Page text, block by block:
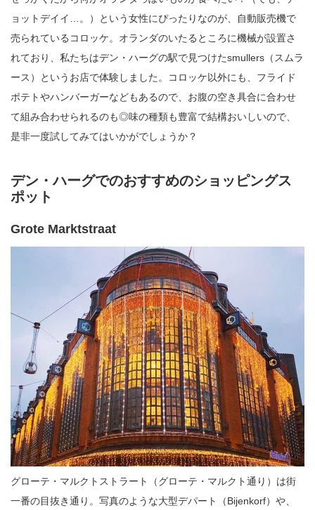
ョットデイイ…。）という女性にぴったりなのが、自動販売機で
売られているコロッケ。オランダのいたるところに機械が設置さ
れており、私たちはデン・ハーグの駅で見つけたsmullers（スムラ
ース）というお店で体験しました。コロッケ以外にも、フライド
ポテトやハンバーガーなどもあるので、お腹の空き具合に合わせ
て組み合わせられるのも◎味の種類も豊富で結構おいしいので、
是非一度試してみてはいかがでしょうか？
デン・ハーグでのおすすめのショッピングス
ポット
Grote Marktstraat
グローテ・マルクトストラート（グローテ・マルクト通り）は街
一番の目抜き通り。写真のような大型デパート（Bijenkorf）や、